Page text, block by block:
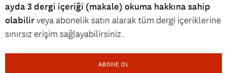
ayda 3 dergi içeriği (makale) okuma hakkına sahip
olabilirveya abonelik satın alarak tüm dergi içeriklerine
sınırsız erişim sağlayabilirsiniz.
ABONE OL